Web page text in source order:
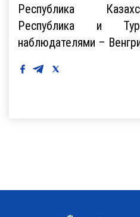
Республика
Республика и
наблюдателями –